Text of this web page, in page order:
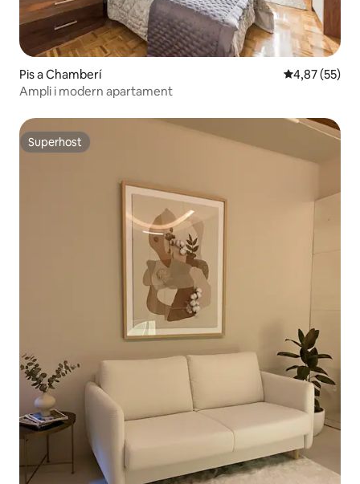
Pis a Chamberí 4,87 de
4,87 (55)
Ampli i modern apartament
Superhost
Superhost